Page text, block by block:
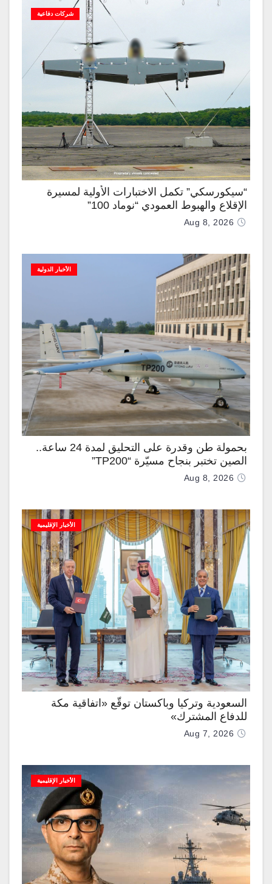
شركات دفاعية
“سيكورسكي” تكمل الاختبارات الأولية لمسيرة
الإقلاع والهبوط العمودي “نوماد 100”
Aug 8, 2026
الأخبار الدولية
بحمولة طن وقدرة على التحليق لمدة 24 ساعة..
الصين تختبر بنجاح مسيّرة “TP200”
Aug 8, 2026
الأخبار الإقليمية
السعودية وتركيا وباكستان توقّع «اتفاقية مكة
للدفاع المشترك»
Aug 7, 2026
الأخبار الإقليمية